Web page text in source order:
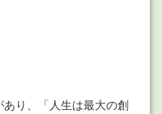
り、「人生は最大の創